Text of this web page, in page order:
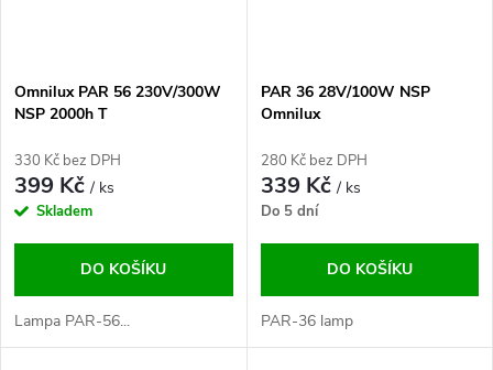
Omnilux PAR 56 230V/300W
NSP 2000h T
330 Kč bez DPH
399 Kč/ ks
Skladem
DO KOŠÍKU
Lampa PAR-56...
PAR 36 28V/100W NSP
Omnilux
280 Kč bez DPH
339 Kč/ ks
Do 5 dní
DO KOŠÍKU
PAR-36 lamp